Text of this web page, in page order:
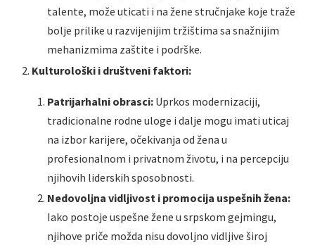
talente, može uticati i na žene stručnjake koje traže
bolje prilike u razvijenijim tržištima sa snažnijim
mehanizmima zaštite i podrške.
Kulturološki i društveni faktori:
Patrijarhalni obrasci: Uprkos modernizaciji,
tradicionalne rodne uloge i dalje mogu imati uticaj
na izbor karijere, očekivanja od žena u
profesionalnom i privatnom životu, i na percepciju
njihovih liderskih sposobnosti.
Nedovoljna vidljivost i promocija uspešnih žena:
Iako postoje uspešne žene u srpskom gejmingu,
njihove priče možda nisu dovoljno vidljive široj